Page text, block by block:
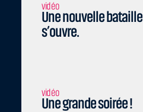
vidéo
Une nouvelle bataille
s’ouvre.
vidéo
Une grande soirée !